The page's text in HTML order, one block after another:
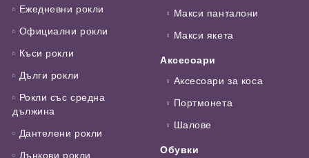
Ежедневни рокли
Официални рокли
Къси рокли
Дълги рокли
Рокли със средна
дължина
Дантелени рокли
Дънкови рокли
Макси панталони
Макси якета
Аксесоари
Аксесоари за коса
Портмонета
Шалове
Обувки